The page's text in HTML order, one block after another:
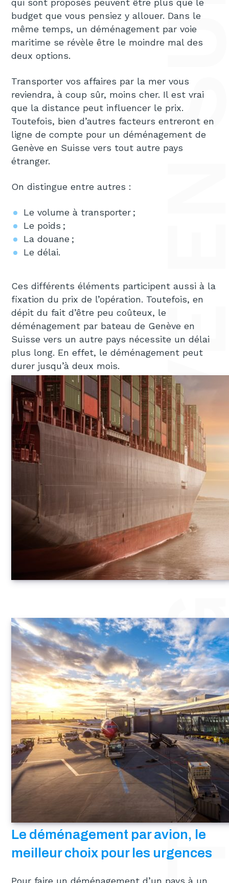
qui sont proposés peuvent être plus que le
budget que vous pensiez y allouer. Dans le
même temps, un déménagement par voie
maritime se révèle être le moindre mal des
deux options.
Transporter vos affaires par la mer vous
reviendra, à coup sûr, moins cher. Il est vrai
que la distance peut influencer le prix.
Toutefois, bien d’autres facteurs entreront en
ligne de compte pour un déménagement de
Genève en Suisse vers tout autre pays
étranger.
On distingue entre autres :
Le volume à transporter ;
Le poids ;
La douane ;
Le délai.
Ces différents éléments participent aussi à la
fixation du prix de l’opération. Toutefois, en
dépit du fait d’être peu coûteux, le
déménagement par bateau de Genève en
Suisse vers un autre pays nécessite un délai
plus long. En effet, le déménagement peut
durer jusqu’à deux mois.
Le déménagement par avion, le
meilleur choix pour les urgences
Pour faire un déménagement d’un pays à un